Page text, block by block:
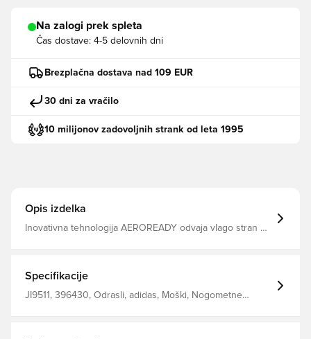
Na zalogi prek spleta
Čas dostave: 4-5 delovnih dni
Brezplačna dostava nad 109 EUR
30 dni za vračilo
10 milijonov zadovoljnih strank od leta 1995
Opis izdelka
Inovativna tehnologija AEROREADY odvaja vlago stran od
Specifikacije
JI9511, 396430, Odrasli, adidas, Moški, Nogometne